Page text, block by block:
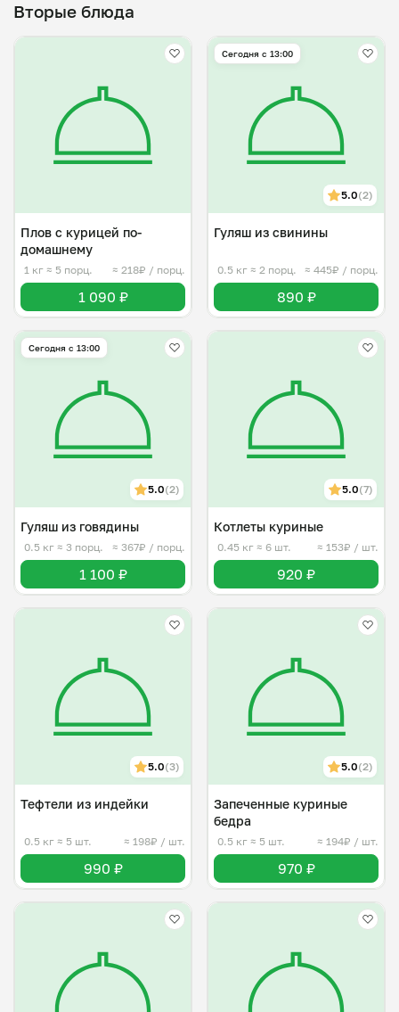
Вторые блюда
Плов с курицей по-
домашнему
1 кг ≈ 5 порц. ≈ 218₽ / порц.
1 090 ₽
Сегодня с 13:00
5.0(2)
Гуляш из свинины
0.5 кг ≈ 2 порц. ≈ 445₽ / порц.
890 ₽
Сегодня с 13:00
5.0(2)
Гуляш из говядины
0.5 кг ≈ 3 порц. ≈ 367₽ / порц.
1 100 ₽
5.0(7)
Котлеты куриные
0.45 кг ≈ 6 шт. ≈ 153₽ / шт.
920 ₽
5.0(3)
Тефтели из индейки
0.5 кг ≈ 5 шт. ≈ 198₽ / шт.
990 ₽
5.0(2)
Запеченные куриные
бедра
0.5 кг ≈ 5 шт. ≈ 194₽ / шт.
970 ₽